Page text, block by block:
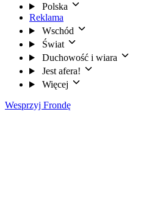
Polska
Reklama
Wschód
Świat
Duchowość i wiara
Jest afera!
Więcej
Wesprzyj Frondę